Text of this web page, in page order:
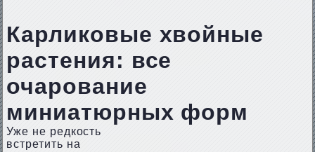
Карликовые хвойные
растения: все
очарование
миниатюрных форм
Уже не редкость
встретить на